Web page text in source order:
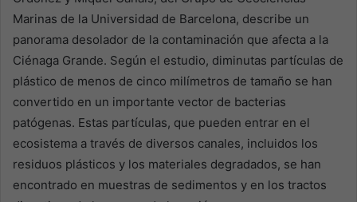
Marinas de la Universidad de Barcelona, ​​describe un
panorama desolador de la contaminación que afecta a la
Ciénaga Grande. Según el estudio, diminutas partículas de
plástico de menos de cinco milímetros de tamaño se han
convertido en un importante vector de bacterias
patógenas. Estas partículas, que pueden entrar en el
ecosistema a través de diversos canales, incluidos los
residuos plásticos y los materiales degradados, se han
encontrado en muestras de sedimentos y en los tractos